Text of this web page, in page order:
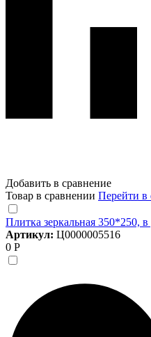
Добавить в сравнение
Товар в сравнении Перейти в
Плитка зеркальная 350*250,
Артикул: Ц0000005516
0 Р